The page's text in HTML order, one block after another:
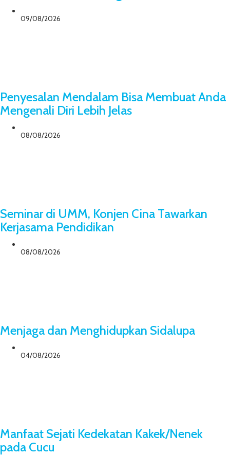
09/08/2026
Penyesalan Mendalam Bisa Membuat Anda
Mengenali Diri Lebih Jelas
08/08/2026
Seminar di UMM, Konjen Cina Tawarkan
Kerjasama Pendidikan
08/08/2026
Menjaga dan Menghidupkan Sidalupa
04/08/2026
Manfaat Sejati Kedekatan Kakek/Nenek
pada Cucu